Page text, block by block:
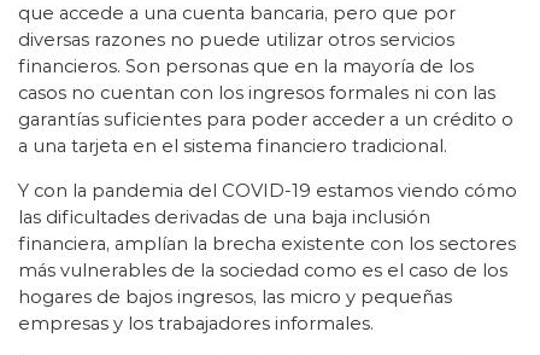
que accede a una cuenta bancaria, pero que por
diversas razones no puede utilizar otros servicios
financieros. Son personas que en la mayoría de los
casos no cuentan con los ingresos formales ni con las
garantías suficientes para poder acceder a un crédito o
a una tarjeta en el sistema financiero tradicional.
Y con la pandemia del COVID-19 estamos viendo cómo
las dificultades derivadas de una baja inclusión
financiera, amplían la brecha existente con los sectores
más vulnerables de la sociedad como es el caso de los
hogares de bajos ingresos, las micro y pequeñas
empresas y los trabajadores informales.